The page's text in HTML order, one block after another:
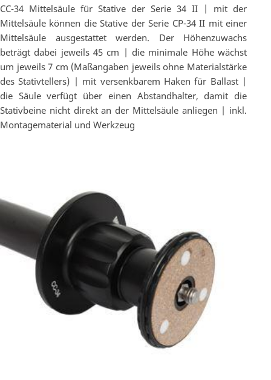
CC-34 Mittelsäule für Stative der Serie 34 II | mit der
Mittelsäule können die Stative der Serie CP-34 II mit einer
Mittelsäule ausgestattet werden. Der Höhenzuwachs
beträgt dabei jeweils 45 cm | die minimale Höhe wächst
um jeweils 7 cm (Maßangaben jeweils ohne Materialstärke
des Stativtellers) | mit versenkbarem Haken für Ballast |
die Säule verfügt über einen Abstandhalter, damit die
Stativbeine nicht direkt an der Mittelsäule anliegen | inkl.
Montagematerial und Werkzeug